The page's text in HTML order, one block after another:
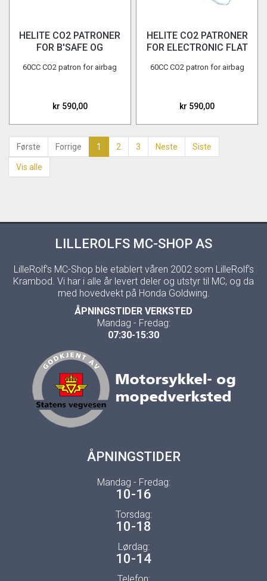
HELITE CO2 PATRONER
FOR B'SAFE OG
60CC CO2 patron for airbag
kr 590,00
HELITE CO2 PATRONER
FOR ELECTRONIC FLAT
60CC CO2 patron for airbag
kr 590,00
Første Forrige 1 2 3 Neste Siste
Vis alle
LILLEROLFS MC-SHOP AS
LilleRolf's MC-Shop ble etablert våren 2002 som LilleRolf's
Krambod. Vi har i alle år levert deler og utstyr til MC, og da
med hovedvekt på Honda Goldwing.
ÅPNINGSTIDER VERKSTED
Mandag - Fredag:
07:30-15:30
ÅPNINGSTIDER
Mandag - Fredag:
10-16
Torsdag:
10-18
Lørdag:
10-14